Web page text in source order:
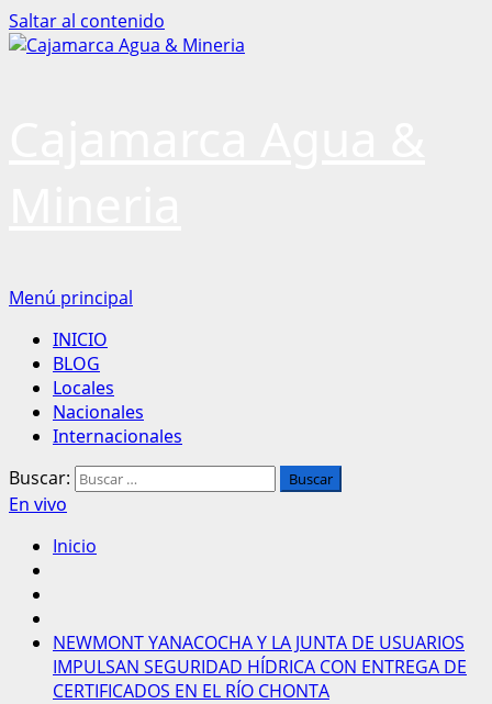
Saltar al contenido
Menú principal
INICIO
BLOG
Locales
Nacionales
Internacionales
Buscar:
En vivo
Inicio
NEWMONT YANACOCHA Y LA JUNTA DE USUARIOS
IMPULSAN SEGURIDAD HÍDRICA CON ENTREGA DE
CERTIFICADOS EN EL RÍO CHONTA